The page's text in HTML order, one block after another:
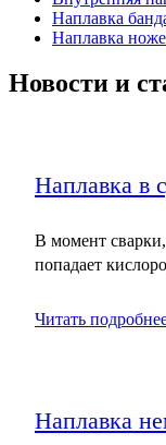
Наплавка
Наплавка
Новости и
Наплавка в
В момент
попадает
Читать
Наплавка